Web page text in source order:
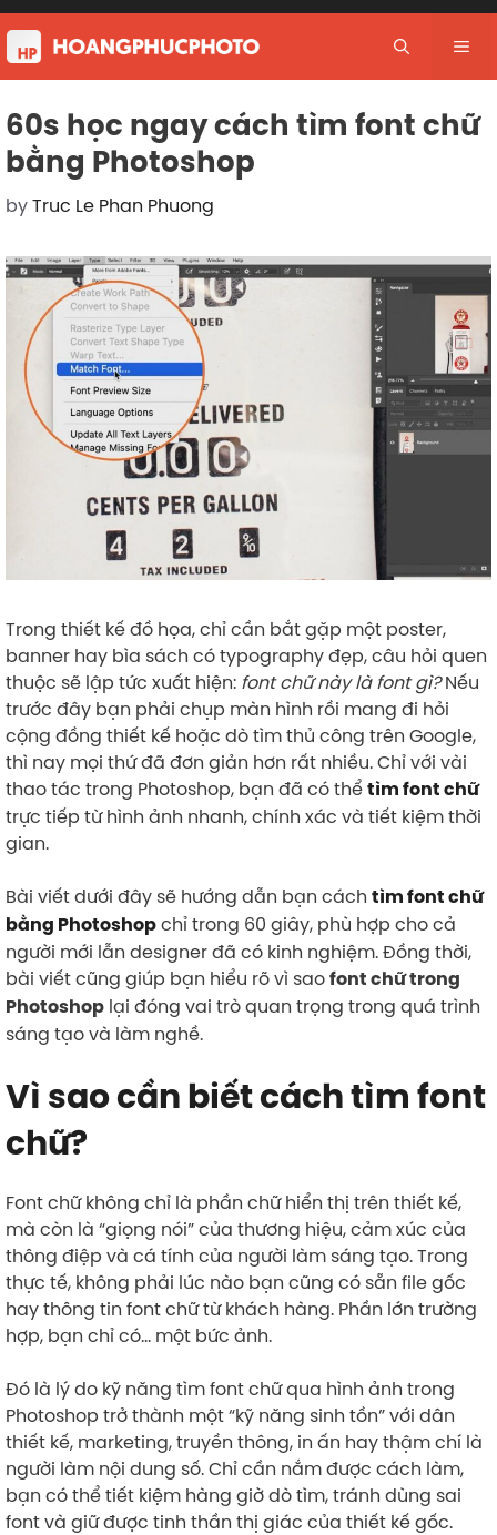
Skip
to
content
60s học ngay cách tìm font chữ
bằng Photoshop
byTruc Le Phan Phuong
Trong thiết kế đồ họa, chỉ cần bắt gặp một poster,
banner hay bìa sách có typography đẹp, câu hỏi quen
thuộc sẽ lập tức xuất hiện: font chữ này là font gì?Nếu
trước đây bạn phải chụp màn hình rồi mang đi hỏi
cộng đồng thiết kế hoặc dò tìm thủ công trên Google,
thì nay mọi thứ đã đơn giản hơn rất nhiều. Chỉ với vài
thao tác trong Photoshop, bạn đã có thểtìm font chữ
trực tiếp từ hình ảnh nhanh, chính xác và tiết kiệm thời
gian.
Bài viết dưới đây sẽ hướng dẫn bạn cách tìm font chữ
bằng Photoshopchỉ trong 60 giây, phù hợp cho cả
người mới lẫn designer đã có kinh nghiệm. Đồng thời,
bài viết cũng giúp bạn hiểu rõ vì saofont chữ trong
Photoshop lại đóng vai trò quan trọng trong quá trình
sáng tạo và làm nghề.
Vì sao cần biết cách tìm font
chữ?
Font chữ không chỉ là phần chữ hiển thị trên thiết kế,
mà còn là “giọng nói” của thương hiệu, cảm xúc của
thông điệp và cá tính của người làm sáng tạo. Trong
thực tế, không phải lúc nào bạn cũng có sẵn file gốc
hay thông tin font chữ từ khách hàng. Phần lớn trường
hợp, bạn chỉ có… một bức ảnh.
Đó là lý do kỹ năng tìm font chữ qua hình ảnh trong
Photoshop trở thành một “kỹ năng sinh tồn” với dân
thiết kế, marketing, truyền thông, in ấn hay thậm chí là
người làm nội dung số. Chỉ cần nắm được cách làm,
bạn có thể tiết kiệm hàng giờ dò tìm, tránh dùng sai
font và giữ được tinh thần thị giác của thiết kế gốc.